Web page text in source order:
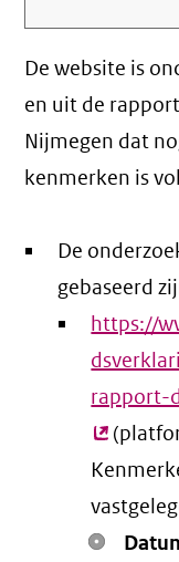
De website is
en uit de
Nijmegen dat
kenmerken is
De
gebaseerd
https://
rapport-